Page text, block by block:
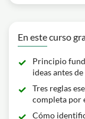
En este curso
Principio
ideas antes
Tres reglas
completa por
Cómo